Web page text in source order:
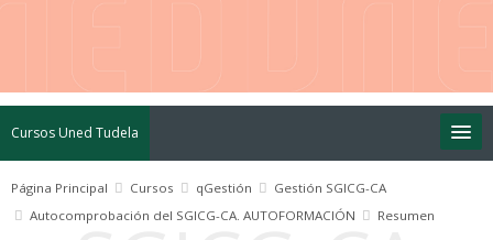
Cursos Uned Tudela
Página Principal Cursos qGestión
Gestión SGICG-CA
Autocomprobación del SGICG-CA. AUTOFORMACIÓN
Resumen